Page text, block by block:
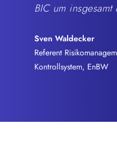
BIC um
Sven Waldecker
Referent
Kontrollsystem, EnBW